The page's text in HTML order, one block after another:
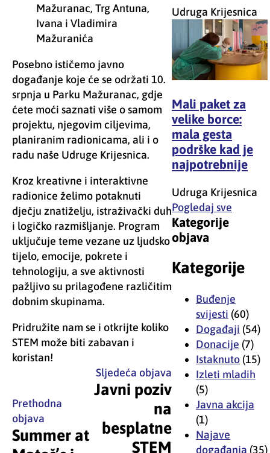
Mažuranac, Trg Antuna,
Ivana i Vladimira
Mažuranića
Posebno ističemo javno
događanje koje će se održati 10.
srpnja u Parku Mažuranac, gdje
ćete moći saznati više o samom
projektu, njegovim ciljevima,
planiranim radionicama, ali i o
radu naše Udruge Krijesnica.
Kroz kreativne i interaktivne
radionice želimo potaknuti
dječju znatiželju, istraživački duh
i logičko razmišljanje. Program
uključuje teme vezane uz ljudsko
tijelo, emocije, pokrete i
tehnologiju, a sve aktivnosti
pažljivo su prilagođene različitim
dobnim skupinama.
Pridružite nam se i otkrijte koliko
STEM može biti zabavan i
koristan!
Prethodna
objava
Summer at
Sljedeća objava
Javni poziv
na
besplatne
STEM
Udruga Krijesnica
Mali paket za
velike borce:
mala gesta
podrške kad je
najpotrebnije
Udruga Krijesnica
Pogledaj sve
Kategorije
objava
Kategorije
Buđenje
svijesti (60)
Događaji (54)
Donacije (7)
Istaknuto (15)
Izleti mladih
(5)
Javna akcija
(1)
Najave
događanja (35)